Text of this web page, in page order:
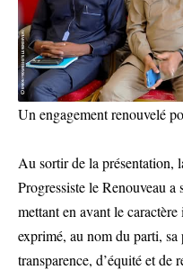
Un engagement renouvelé
Au sortir de la présentation,
Progressiste le Renouveau
mettant en avant le
exprimé, au nom du parti,
transparence, d’équité et